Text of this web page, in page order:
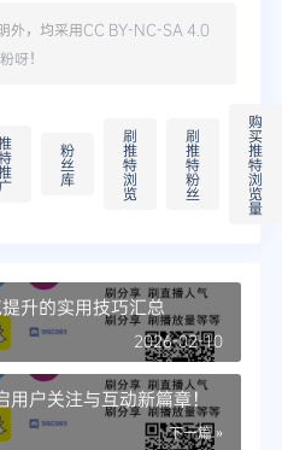
外，均采用CC BY-NC-SA 4.0
呀！
广
粉
丝
库
刷
推
特
浏
览
刷
推
特
粉
丝
购
买
推
特
浏
览
量
升的实用技巧汇总
2026-02-10
户关注与互动新篇章！
下一篇 »